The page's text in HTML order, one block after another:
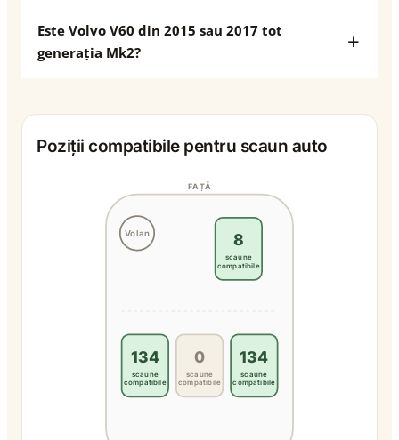
Este Volvo V60 din 2015 sau 2017 tot
generația Mk2?
Poziții compatibile pentru scaun auto
Volan
FAȚĂ
8
scaune
compatibile
134
scaune
compatibile
0
scaune
compatibile
134
scaune
compatibile